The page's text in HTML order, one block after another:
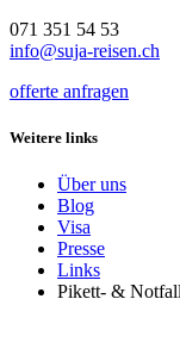
071 351 54 53
info@suja-reisen.ch
offerte anfragen
Weitere links
Über uns
Blog
Visa
Presse
Links
Pikett- &